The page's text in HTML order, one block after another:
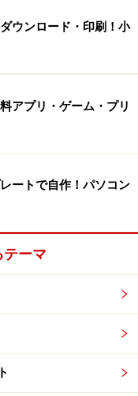
米ネット「お米
お米ものしりゾー
ネット「お米ものし
、生産と流通、栄養
サイト。
がお米を身近に感
す。バケツ稲の育て
ウンロード・印刷！小
アプリ・ゲーム・プリ
ートで自作！パソコン
テーマ